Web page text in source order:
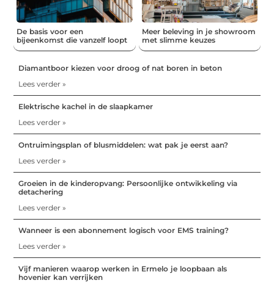
De basis voor een
bijeenkomst die vanzelf loopt
Meer beleving in je showroom
met slimme keuzes
Diamantboor kiezen voor droog of nat boren in beton
Lees verder »
Elektrische kachel in de slaapkamer
Lees verder »
Ontruimingsplan of blusmiddelen: wat pak je eerst aan?
Lees verder »
Groeien in de kinderopvang: Persoonlijke ontwikkeling via
detachering
Lees verder »
Wanneer is een abonnement logisch voor EMS training?
Lees verder »
Vijf manieren waarop werken in Ermelo je loopbaan als
hovenier kan verrijken